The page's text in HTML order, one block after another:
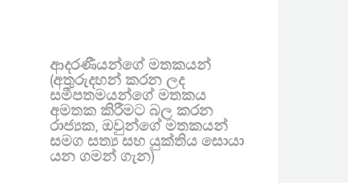
ආදරණීයන්ගේ මතකයන්
(අතුරුදහන් කරන ලද
සමීපතමයන්ගේ මතකය
අමතක කිරීමට බල කරන
රාජ්‍යක, ඔවුන්ගේ මතකයන්
සමග සත්‍ය සහ යුක්තිය සොයා
යන ගමන් ගැන)